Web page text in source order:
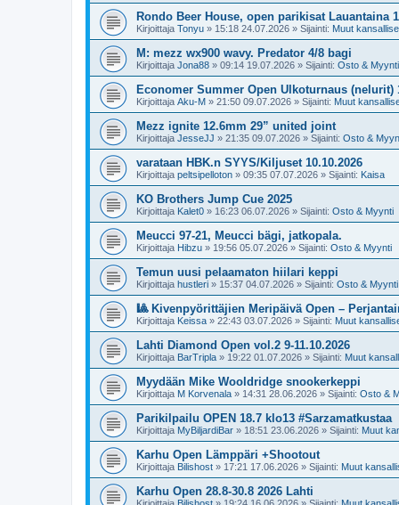
Rondo Beer House, open parikisat Lauantaina
Kirjoittaja Tonyu » 15:18 24.07.2026 » Sijainti: Muut
M: mezz wx900 wavy. Predator 4/8 bagi
Kirjoittaja Jona88 » 09:14 19.07.2026 » Sijainti: Osto & Myynti
Economer Summer Open Ulkoturnaus (nelurit)
Kirjoittaja Aku-M » 21:50 09.07.2026 » Sijainti: Muut
Mezz ignite 12.6mm 29” united joint
Kirjoittaja JesseJJ » 21:35 09.07.2026 » Sijainti: Osto &
varataan HBK.n SYYS/Kiljuset 10.10.2026
Kirjoittaja peltsipelloton » 09:35 07.07.2026 » Sijainti: Kaisa
KO Brothers Jump Cue 2025
Kirjoittaja Kalet0 » 16:23 06.07.2026 » Sijainti: Osto & Myynti
Meucci 97-21, Meucci bägi, jatkopala.
Kirjoittaja Hibzu » 19:56 05.07.2026 » Sijainti: Osto & Myynti
Temun uusi pelaamaton hiilari keppi
Kirjoittaja hustleri » 15:37 04.07.2026 » Sijainti: Osto & Myynti
🎱 Kivenpyörittäjien Meripäivä Open –
Kirjoittaja Keissa » 22:43 03.07.2026 » Sijainti: Muut
Lahti Diamond Open vol.2 9-11.10.2026
Kirjoittaja BarTripla » 19:22 01.07.2026 » Sijainti: Muut
Myydään Mike Wooldridge snookerkeppi
Kirjoittaja M Korvenala » 14:31 28.06.2026 » Sijainti: Osto &
Parikilpailu OPEN 18.7 klo13 #Sarzamatkustaa
Kirjoittaja MyBiljardiBar » 18:51 23.06.2026 » Sijainti: Muut
Karhu Open Lämppäri +Shootout
Kirjoittaja Bilishost » 17:21 17.06.2026 » Sijainti: Muut
Karhu Open 28.8-30.8 2026 Lahti
Kirjoittaja Bilishost » 19:24 16.06.2026 » Sijainti: Muut